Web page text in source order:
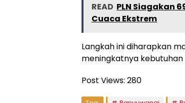
READ PLN Siagakan
Cuaca Ekstrem
Langkah ini diharapkan
meningkatnya
Post Views: 280